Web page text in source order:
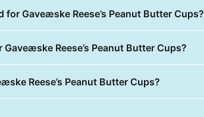
for Gaveæske Reese’s Peanut Butter Cups?
Reese’s Peanut Butter Cups?
Reese’s Peanut Butter Cups?